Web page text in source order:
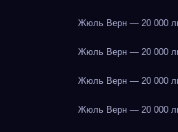
Жюль Верн — 20 000
Жюль Верн — 20 000
Жюль Верн — 20 000
Жюль Верн — 20 000